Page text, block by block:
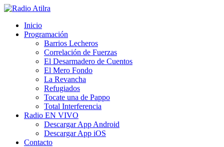
Inicio
Programación
Barrios Lecheros
Correlación de Fuerzas
El Desarmadero de Cuentos
El Mero Fondo
La Revancha
Refugiados
Tocate una de Pappo
Total Interferencia
Radio EN VIVO
Descargar App Android
Descargar App iOS
Contacto